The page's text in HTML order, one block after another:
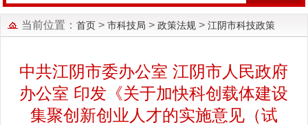
当前位置： 首页 > 市科技局 > 政策法规 > 江阴市科技政策
中共江阴市委办公室 江阴市人民政府
办公室 印发《关于加快科创载体建设
集聚创新创业人才的实施意见（试